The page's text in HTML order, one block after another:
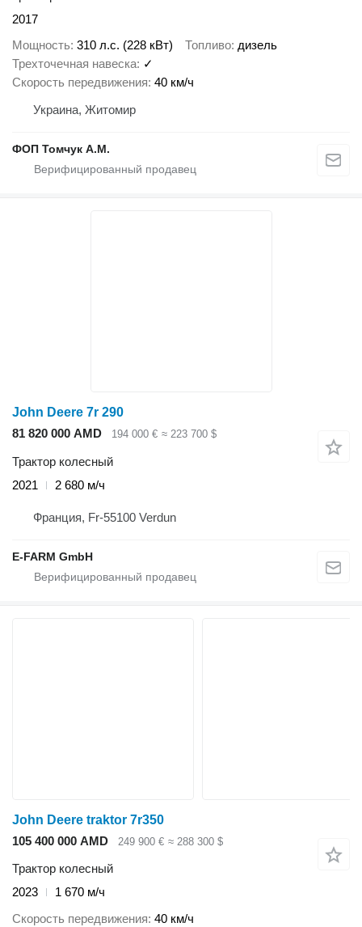
2017
Мощность 310 л.с. (228 кВт) Топливо дизель
Трехточечная навеска ✓
Скорость передвижения 40 км/ч
Украина, Житомир
ФОП Томчук А.М.
John Deere 7r 290
81 820 000 AMD
194 000 € ≈ 223 700 $
Трактор колесный
2021
2 680 м/ч
Франция, Fr-55100 Verdun
E-FARM GmbH
John Deere traktor 7r350
105 400 000 AMD
249 900 € ≈ 288 300 $
Трактор колесный
2023
1 670 м/ч
Скорость передвижения 40 км/ч